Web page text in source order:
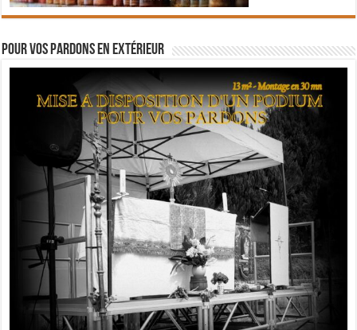
Pour vos pardons en extérieur